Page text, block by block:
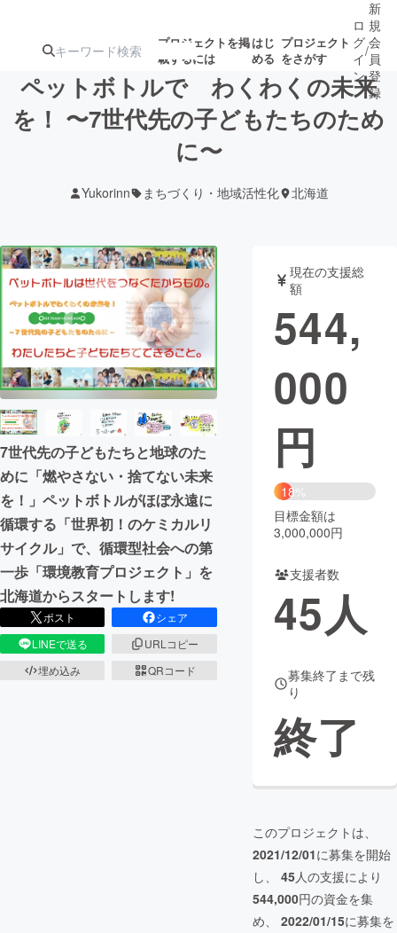
プロジェクトを掲
載するには
はじ
める
プロジェクト
をさがす
注目の新着プロ募集終了が近いプ
テクノロジー・ガジェット
映像・映画 書籍・雑誌
ビジネス・起業 チャレンジ
まちづくり・地域活性化
CAMPFIRE for Social Good
CAMPFIRE Creation
CAMPFIREふるさと納税machi-ya コミュニティ
ロ
グ
イ
ン
/
新
規
会
員
登
録
ペットボトルで わくわくの未来
を！ 〜7世代先の子どもたちのため
に〜
Yukorinn まちづくり・地域活性化 北海道
7世代先の子どもたちと地球のた
めに「燃やさない・捨てない未来
を！」ペットボトルがほぼ永遠に
循環する「世界初！のケミカルリ
サイクル」で、循環型社会への第
一歩「環境教育プロジェクト」を
北海道からスタートします!
ポスト
シェア
LINEで送る
URLコピー
埋め込み
QRコード
現在の支援総
額
544,
000
円
18%
目標金額は
3,000,000円
支援者数
45人
募集終了まで残
り
終了
このプロジェクトは、
2021/12/01に募集を開始
し、 45人の支援により
544,000円の資金を集
め、 2022/01/15に募集を